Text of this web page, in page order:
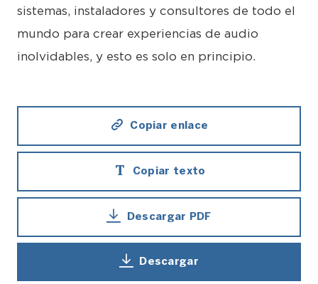
sistemas, instaladores y consultores de todo el
mundo para crear experiencias de audio
inolvidables, y esto es solo en principio.
Copiar enlace
Copiar texto
Descargar PDF
Descargar